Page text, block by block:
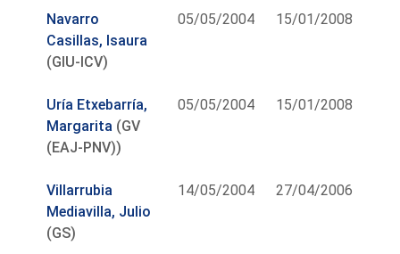
Navarro
Casillas, Isaura
(GIU-ICV)
05/05/2004 15/01/2008
Uría Etxebarría,
Margarita (GV
(EAJ-PNV))
05/05/2004 15/01/2008
Villarrubia
Mediavilla, Julio
(GS)
14/05/2004 27/04/2006